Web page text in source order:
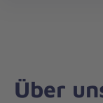
Über